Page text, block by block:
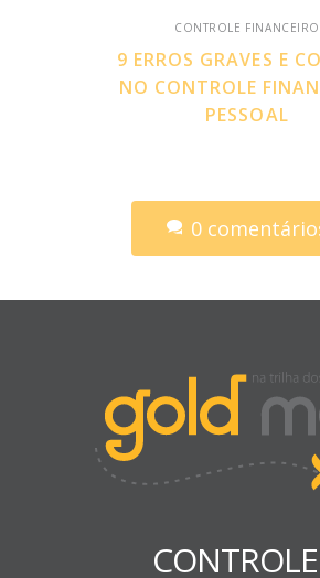
CONTROLE FINANCEIRO
9 ERROS GRAVES E
NO CONTROLE
PESSOAL
0